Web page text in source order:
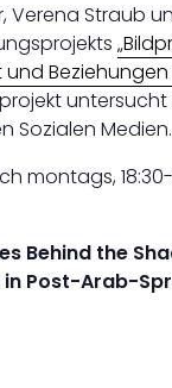
Verena Straub
Beziehungen
Sozialen Medien.
montags, 18:30-
Behind the
Post-Arab-